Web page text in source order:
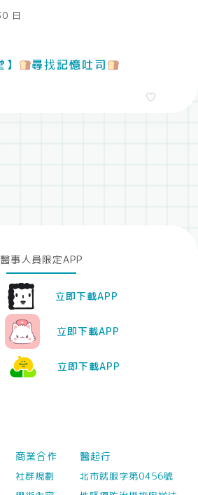
日
尋找記憶吐司
醫事人員限定APP
立即下載APP
立即下載APP
立即下載APP
商業合作
社群規劃
醫起行
北市就服字第0456號